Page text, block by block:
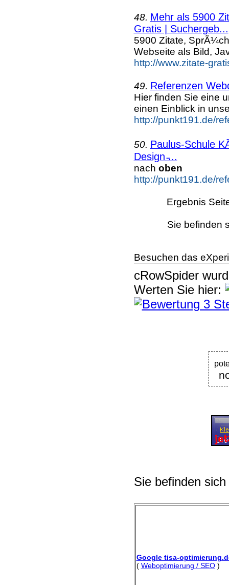
48. Mehr als 5900
Gratis | Suchergeb...
5900 Zitate,
Webseite als Bild,
http://www.zitate-
49. Referenzen
Hier finden Sie eine
einen Einblick in
http://punkt191.de/
50. Paulus-Schule
Design ̵...
nach oben
http://punkt191.de/
Ergebnis
Sie befinden
Besuchen das
cRowSpider
Werten Sie hier:
Sie befinden
Google tisa-
( Weboptimierung / SEO)